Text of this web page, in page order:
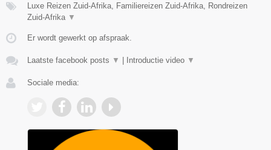
Luxe Reizen Zuid-Afrika, Familiereizen Zuid-Afrika, Rondreizen
Zuid-Afrika ▼
Er wordt gewerkt op afspraak.
Laatste facebook posts ▼ | Introductie video ▼
Sociale media: